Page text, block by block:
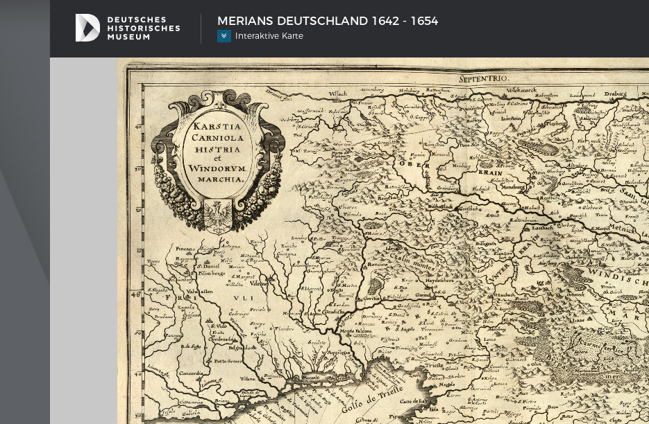
MERIANS DEUTSCHLAND 1642 - 1654
Interaktive Karte
SCHIFFSTYPEN
Entwicklungen im europäischen
MERIANS DEUTSCHLAND 1642 - 1654
Interaktive Karte
Bildergalerie Topographia Germaniae
Impressum
Wissenswert
DER RHEIN VON BASEL BIS KOBLENZ
Ganz neue Vorstellung des Rheinstroms
1794
Details der historischen Rheinkarte
Deutsch-französische Geschichte am
Rhein
Chronologie der deutsch-französischen
Geschichte